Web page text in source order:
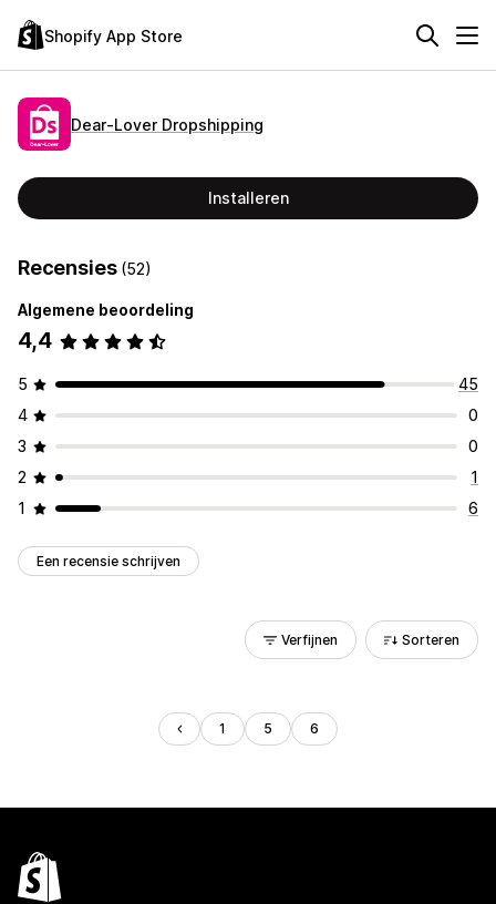
Shopify App Store
Dear‑Lover Dropshipping
Installeren
Recensies (52)
Algemene beoordeling
4,4
5
45
4
0
3
0
2
1
1
6
Een recensie schrijven
Verfijnen Sorteren
1 5 6